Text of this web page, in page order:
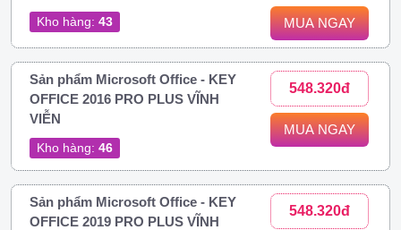
Kho hàng: 43 MUA NGAY
Sản phẩm Microsoft Office - KEY
OFFICE 2016 PRO PLUS VĨNH
VIỄN
Kho hàng: 46
548.320đ
MUA NGAY
Sản phẩm Microsoft Office - KEY
OFFICE 2019 PRO PLUS VĨNH
548.320đ